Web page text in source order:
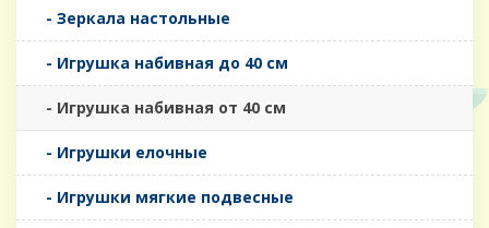
- Зеркала настольные
- Игрушка набивная до 40 см
- Игрушка набивная от 40 см
- Игрушки елочные
- Игрушки мягкие подвесные